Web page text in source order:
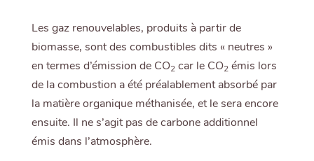
Les gaz renouvelables, produits à partir de
biomasse, sont des combustibles dits « neutres »
en termes d’émission de CO2 car le CO2 émis lors
de la combustion a été préalablement absorbé par
la matière organique méthanisée, et le sera encore
ensuite. Il ne s’agit pas de carbone additionnel
émis dans l’atmosphère.